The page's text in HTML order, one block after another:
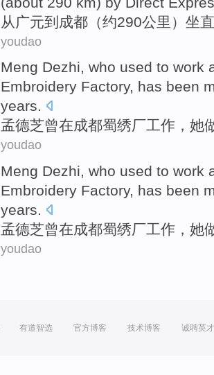
从 广元到成都（约290公里）坐
youdao
Meng Dezhi, who used to work
Embroidery Factory, has been
years.
孟德芝曾在成都蜀绣厂工作，她
youdao
Meng Dezhi, who used to work
Embroidery Factory, has been
years.
孟德芝曾在成都蜀绣厂工作，她
youdao
有道智选 官方博客 技术博客 诚聘英才